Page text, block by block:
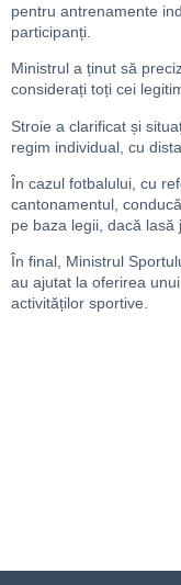
pentru antrenamente
participanți.
Ministrul a ținut să
considerați toți cei
Stroie a clarificat și
regim individual, cu
În cazul fotbalului, cu
cantonamentul,
pe baza legii, dacă lasă
În final, Ministrul
au ajutat la oferirea
activităților sportive.